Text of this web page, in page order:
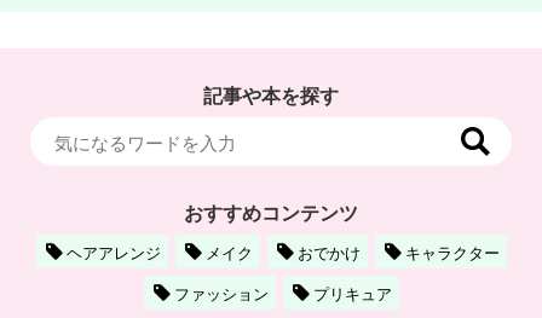
記事や本を探す
おすすめコンテンツ
ヘアアレンジ メイク おでかけ
キャラクター
ファッション
プリキュア